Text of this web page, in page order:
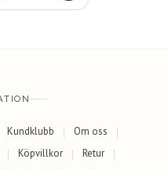
Kundklubb
Om oss
Köpvillkor
Retur